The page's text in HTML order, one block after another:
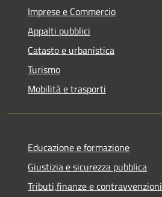
Imprese e Commercio
Appalti pubblici
Catasto e urbanistica
Turismo
Mobilità e trasporti
Educazione e formazione
Giustizia e sicurezza pubblica
Tributi,finanze e contravvenzioni